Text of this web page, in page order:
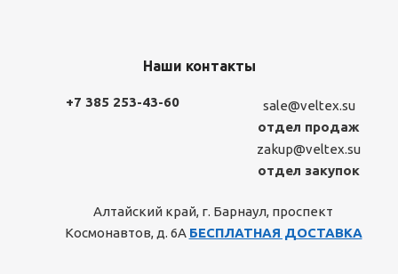
Наши контакты
+7 385 253-43-60
sale@veltex.su
отдел продаж
zakup@veltex.su
отдел закупок
Алтайский край, г. Барнаул, проспект
Космонавтов, д. 6А БЕСПЛАТНАЯ ДОСТАВКА